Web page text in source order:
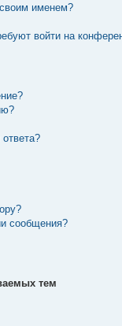
именем?
войти на
сообщения?
тем